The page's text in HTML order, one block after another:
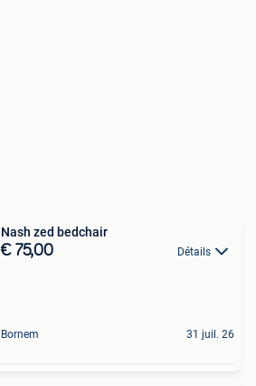
Nash zed bedchair
€ 75,00 Détails
Bornem 31 juil. 26